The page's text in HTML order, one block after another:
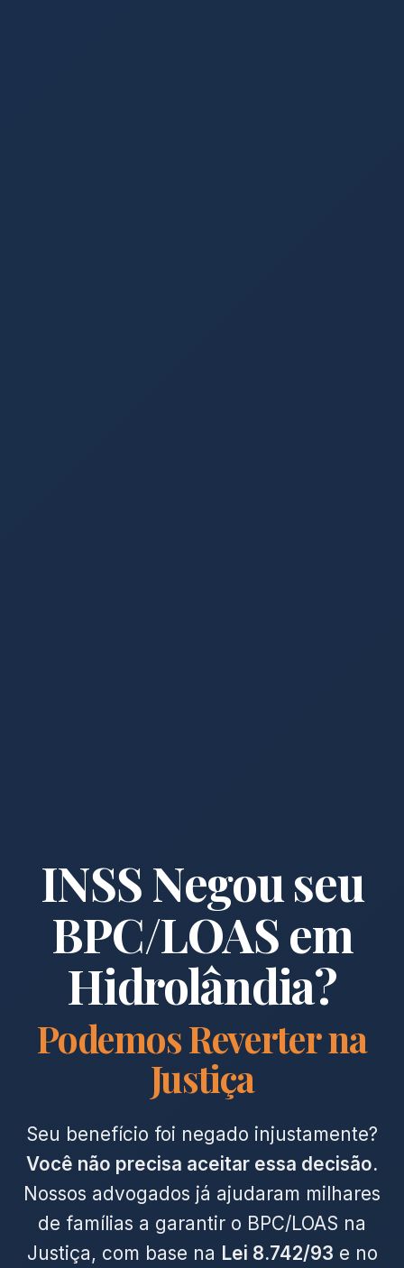
INSS Negou seu
BPC/LOAS em
Hidrolândia?
Podemos Reverter na
Justiça
Seu benefício foi negado injustamente?
Você não precisa aceitar essa decisão.
Nossos advogados já ajudaram milhares
de famílias a garantir o BPC/LOAS na
Justiça, com base na Lei 8.742/93 e no